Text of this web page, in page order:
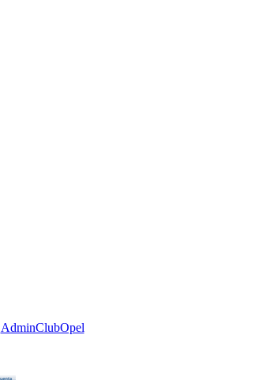
AdminClubOpel